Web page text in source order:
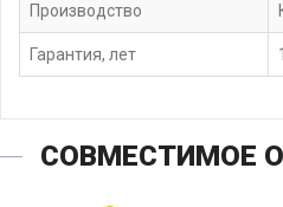
Производство
Гарантия, лет 1
СОВМЕСТИМОЕ